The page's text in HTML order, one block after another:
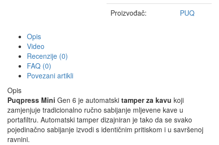
Proizvođač:
PUQ
Opis
Video
Recenzije (0)
FAQ (0)
Povezani artikli
Opis
Puqpress Mini Gen 6 je automatski tamper za kavu koji
zamjenjuje tradicionalno ručno sabijanje mljevene kave u
portafiltru. Automatski tamper dizajniran je tako da se svako
pojedinačno sabijanje izvodi s identičnim pritiskom i u savršenoj
ravnini.